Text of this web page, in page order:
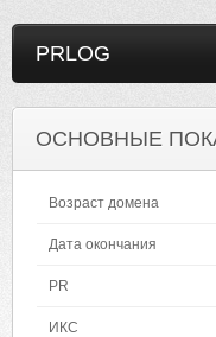
PRLOG
ОСНОВНЫЕ
Возраст домена
Дата окончания
PR
ИКС